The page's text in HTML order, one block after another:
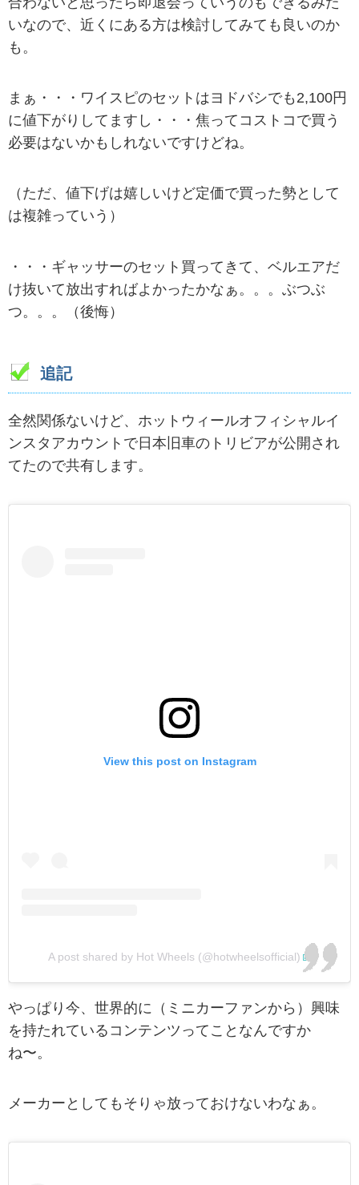
いなので、近くにある方は検討してみても良いのか
も。
まぁ・・・ワイスピのセットはヨドバシでも2,100円
に値下がりしてますし・・・焦ってコストコで買う
必要はないかもしれないですけどね。
（ただ、値下げは嬉しいけど定価で買った勢として
は複雑っていう）
・・・ギャッサーのセット買ってきて、ベルエアだ
け抜いて放出すればよかったかなぁ。。。ぶつぶ
つ。。。（後悔）
追記
全然関係ないけど、ホットウィールオフィシャルイ
ンスタアカウントで日本旧車のトリビアが公開され
てたので共有します。
View this post on Instagram
A post shared by Hot Wheels (@hotwheelsofficial)
やっぱり今、世界的に（ミニカーファンから）興味
を持たれているコンテンツってことなんですか
ね〜。
メーカーとしてもそりゃ放っておけないわなぁ。